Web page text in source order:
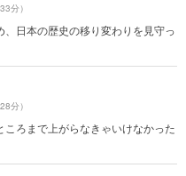
分）
日本の歴史の移り変わりを見守っ
分）
ろまで上がらなきゃいけなかった